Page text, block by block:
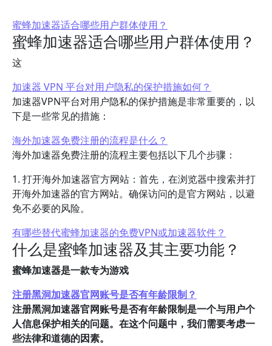
蜜蜂加速器适合哪些用户群体使用？
蜜蜂加速器适合哪些用户群体使用？
这
加速器 VPN 平台对用户隐私的保护措施如何？
加速器VPN平台对用户隐私的保护措施是非常重要的，以
下是一些常见的措施：
海外加速器免费注册的流程是什么？
海外加速器免费注册的流程主要包括以下几个步骤：
1. 打开海外加速器官方网站：首先，在浏览器中搜索并打
开海外加速器的官方网站。确保访问的是官方网站，以避
免不必要的风险。
有哪些替代蜜蜂加速器的免费VPN或加速器软件？
什么是蜜蜂加速器及其主要功能？
蜜蜂加速器是一款专为游戏
注册黑洞加速器官网账号是否有年龄限制？
注册黑洞加速器官网账号是否有年龄限制是一个与用户个
人信息保护相关的问题。在这个问题中，我们需要考虑一
些法律和道德的因素。